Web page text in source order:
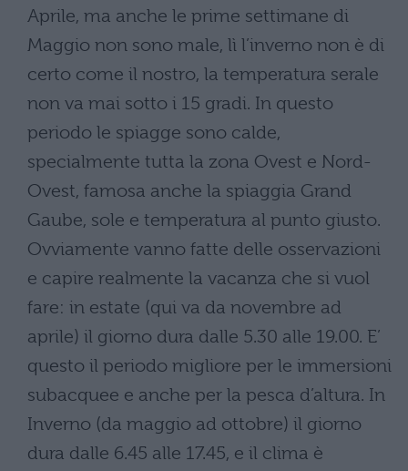
Aprile, ma anche le prime settimane di
Maggio non sono male, lì l’inverno non è di
certo come il nostro, la temperatura serale
non va mai sotto i 15 gradi. In questo
periodo le spiagge sono calde,
specialmente tutta la zona Ovest e Nord-
Ovest, famosa anche la spiaggia Grand
Gaube, sole e temperatura al punto giusto.
Ovviamente vanno fatte delle osservazioni
e capire realmente la vacanza che si vuol
fare: in estate (qui va da novembre ad
aprile) il giorno dura dalle 5.30 alle 19.00. E’
questo il periodo migliore per le immersioni
subacquee e anche per la pesca d’altura. In
Inverno (da maggio ad ottobre) il giorno
dura dalle 6.45 alle 17.45, e il clima è